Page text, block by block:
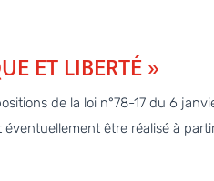
ET LIBERTÉ »
de la loi n°78-17 du 6
être réalisé à